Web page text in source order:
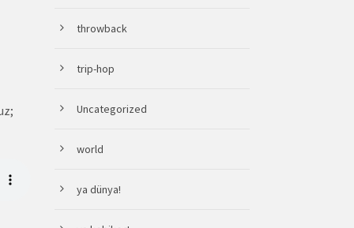
throwback
trip-hop
Uncategorized
world
ya dünya!